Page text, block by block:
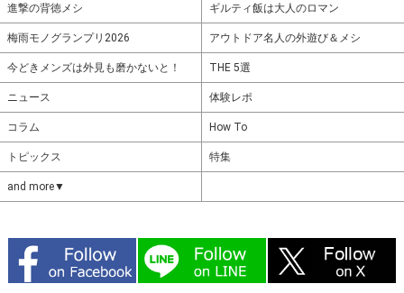
進撃の背徳メシ ギルティ飯は大人のロマン
梅雨モノグランプリ2026 アウトドア名人の外遊び＆メシ
今どきメンズは外見も磨かないと！ THE 5選
ニュース 体験レポ
コラム How To
トピックス 特集
and more▼